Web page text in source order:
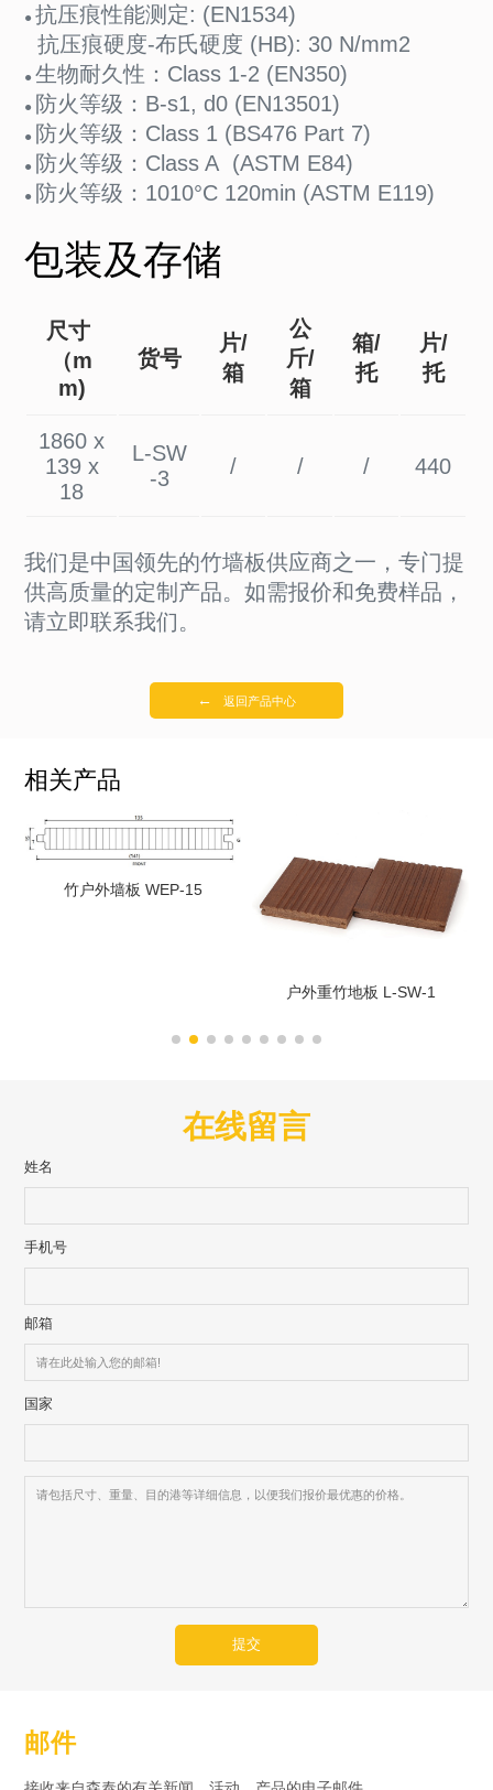
●抗压痕性能测定: (EN1534)
抗压痕硬度-布氏硬度 (HB): 30 N/mm2
●生物耐久性：Class 1-2 (EN350)
● 防火等级：B-s1, d0 (EN13501)
● 防火等级：Class 1 (BS476 Part 7)
● 防火等级：Class A (ASTM E84)
● 防火等级：1010°C 120min (ASTM E119)
包装及存储
尺寸
（m
m)
货号
片/
箱
公
斤/
箱
箱/
托
片/
托
1860 x
139 x
18
L-SW
-3
/ / / 440
我们是中国领先的竹墙板供应商之一，专门提
供高质量的定制产品。如需报价和免费样品，
请立即联系我们。
← 返回产品中心
相关产品
竹户外墙板 WEP-15
户外重竹地板 L-SW-1
在线留言
姓名
手机号
邮箱
国家
提交
邮件